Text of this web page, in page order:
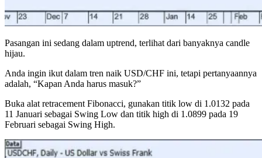
Pasangan ini sedang dalam uptrend, terlihat dari banyaknya candle
hijau.
Anda ingin ikut dalam tren naik USD/CHF ini, tetapi pertanyaannya
adalah, “Kapan Anda harus masuk?”
Buka alat retracement Fibonacci, gunakan titik low di 1.0132 pada
11 Januari sebagai Swing Low dan titik high di 1.0899 pada 19
Februari sebagai Swing High.